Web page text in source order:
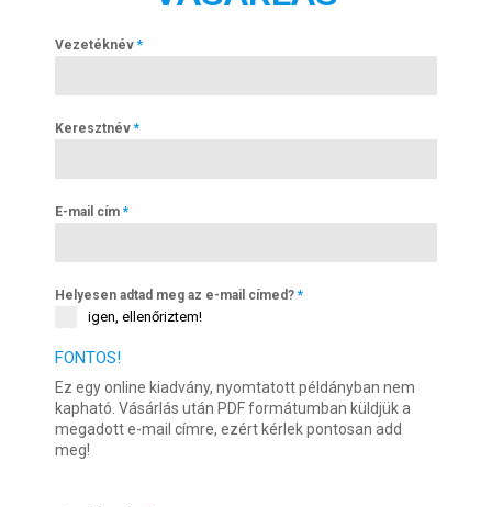
Vezetéknév *
Keresztnév *
E-mail cím *
Helyesen adtad meg az e-mail címed? *
igen, ellenőriztem!
FONTOS!
Ez egy online kiadvány, nyomtatott példányban nem
kapható. Vásárlás után PDF formátumban küldjük a
megadott e-mail címre, ezért kérlek pontosan add
meg!